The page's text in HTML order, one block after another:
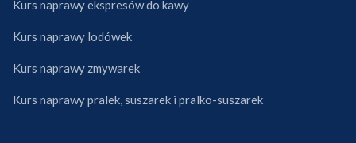
Kurs naprawy ekspresów do kawy
Kurs naprawy lodówek
Kurs naprawy zmywarek
Kurs naprawy pralek, suszarek i pralko-suszarek